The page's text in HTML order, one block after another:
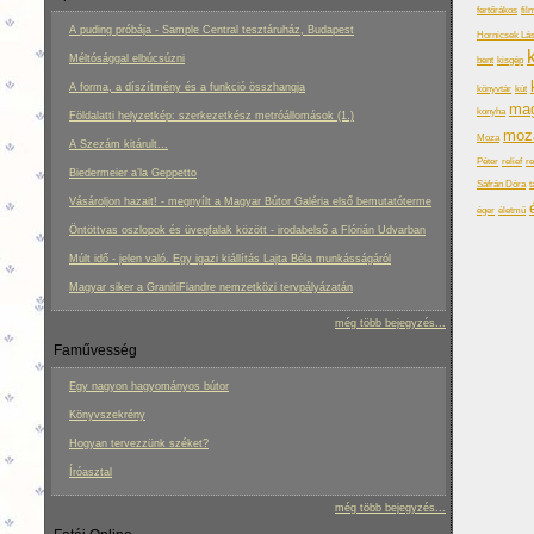
A puding próbája - Sample Central tesztáruház, Budapest
Méltósággal elbúcsúzni
A forma, a díszítmény és a funkció összhangja
Földalatti helyzetkép: szerkezetkész metróállomások (1.)
A Szezám kitárult...
Biedermeier a’la Geppetto
Vásároljon hazait! - megnyílt a Magyar Bútor Galéria első bemutatóterme
Öntöttvas oszlopok és üvegfalak között - irodabelső a Flórián Udvarban
Múlt idő - jelen való. Egy igazi kiállítás Lajta Béla munkásságáról
Magyar siker a GranitiFiandre nemzetközi tervpályázatán
még több bejegyzés...
Faművesség
Egy nagyon hagyományos bútor
Könyvszekrény
Hogyan tervezzünk széket?
Íróasztal
még több bejegyzés...
fertőrákos
Hornicsek
bent kisgép
könyvtár kút
konyha
Moza
Péter relief
Sáfrán Dóra
éger életmű